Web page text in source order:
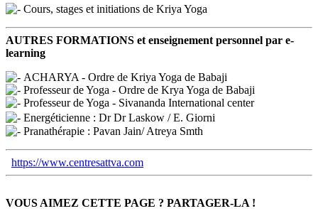
Cours, stages et initiations de Kriya Yoga
AUTRES FORMATIONS et enseignement personnel par e-
learning
ACHARYA - Ordre de Kriya Yoga de Babaji
Professeur de Yoga - Ordre de Krya Yoga de Babaji
Professeur de Yoga - Sivananda International center
Energéticienne : Dr Dr Laskow / E. Giorni
Pranathérapie : Pavan Jain/ Atreya Smth
https://www.centresattva.com
VOUS AIMEZ CETTE PAGE ? PARTAGER-LA !